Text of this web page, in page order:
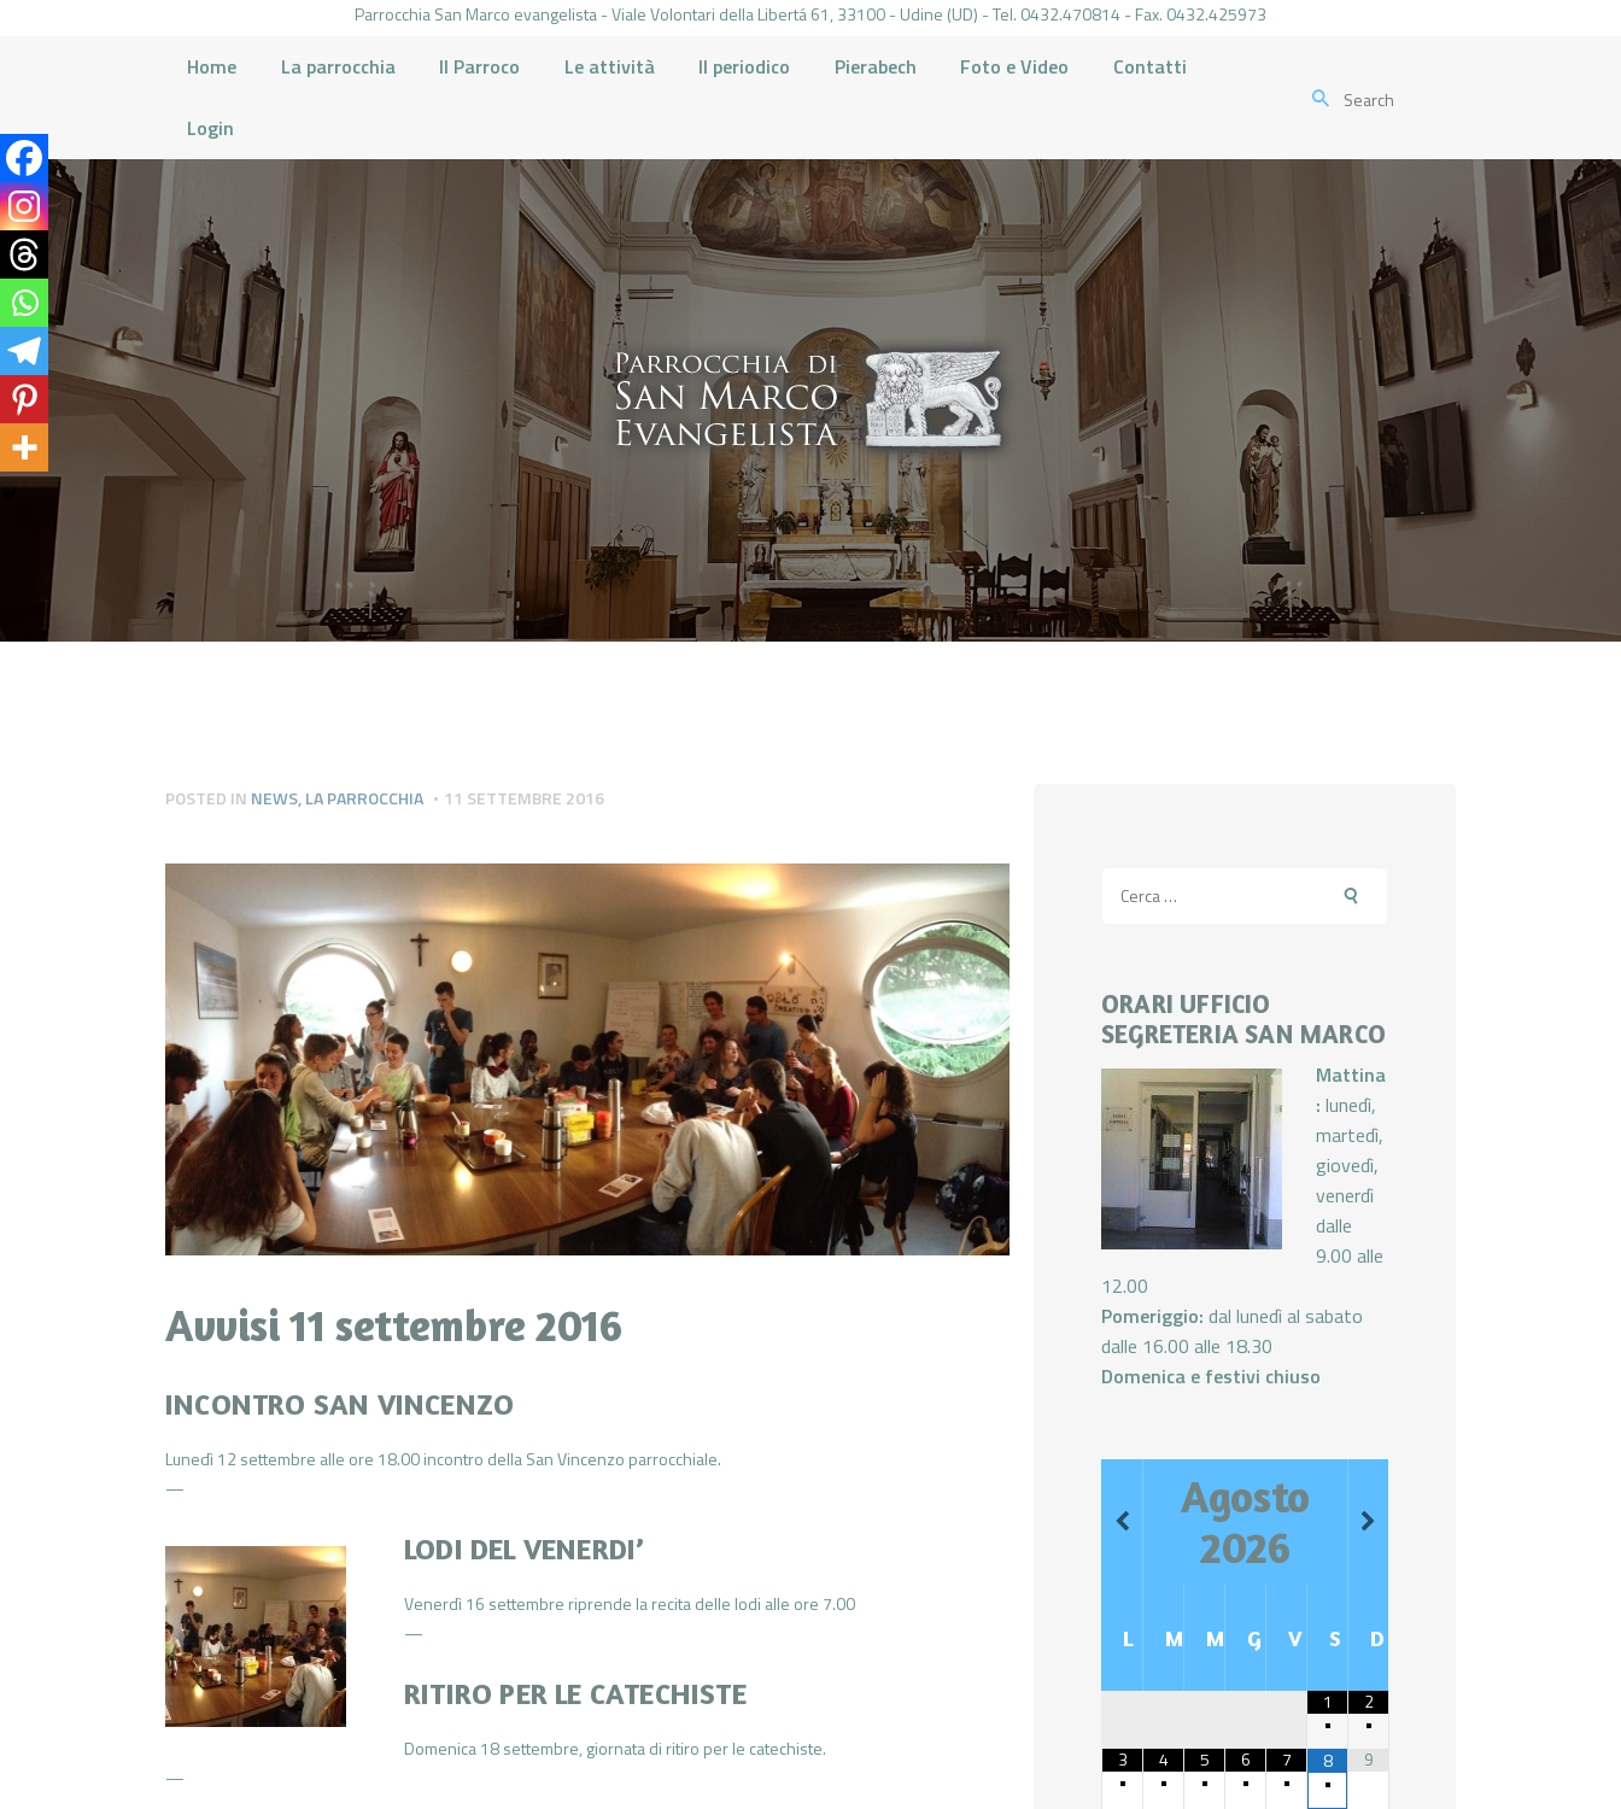
Parrocchia San Marco evangelista - Viale Volontari della Libertá 61, 33100 - Udine (UD) - Tel. 0432.470814 - Fax. 0432.425973
Home La parrocchia Il Parroco Le attività Il periodico Pierabech Foto e Video Contatti
Login
HOME
LA PARROCCHIA
IL PARROCO
LE ATTIVITÀ
IL PERIODICO
PIERABECH
FOTO E VIDEO
CONTATTI
POSTED IN NEWS,LA PARROCCHIA 11 SETTEMBRE 2016
Avvisi 11 settembre 2016
INCONTRO SAN VINCENZO
Lunedì 12 settembre alle ore 18.00 incontro della San Vincenzo parrocchiale.
—
LODI DEL VENERDI’
Venerdì 16 settembre riprende la recita delle lodi alle ore 7.00
—
RITIRO PER LE CATECHISTE
Domenica 18 settembre, giornata di ritiro per le catechiste.
—
per:
ORARI UFFICIO
SEGRETERIA SAN MARCO
Mattina
: lunedì,
martedì,
giovedì,
venerdì
dalle
9.00 alle
12.00
Pomeriggio: dal lunedì al sabato
dalle 16.00 alle 18.30
Domenica e festivi chiuso
Agosto
2026
L M M G V S D
1
•
2
•
3
•
4
•
5
•
6
•
7
•
8
•
9